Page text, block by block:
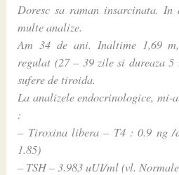
Doresc sa raman insarcinata. In
multe analize.
Am 34 de ani. Inaltime 1,69
regulat (27 – 39 zile si dureaza
sufere de tiroida.
La analizele endocrinologice,
:
– Tiroxina libera – T4 : 0.9 ng /
1.85)
– TSH – 3.983 uUI/ml (vl.